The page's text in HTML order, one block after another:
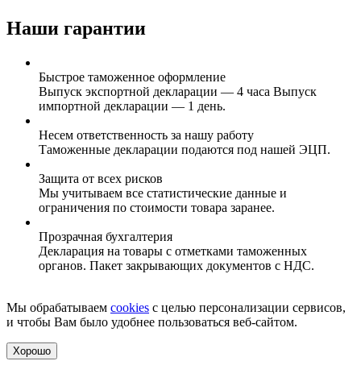
Наши гарантии
Быстрое таможенное оформление
Выпуск экспортной декларации — 4 часа Выпуск
импортной декларации — 1 день.
Несем ответственность за нашу работу
Таможенные декларации подаются под нашей ЭЦП.
Защита от всех рисков
Мы учитываем все статистические данные и
ограничения по стоимости товара заранее.
Прозрачная бухгалтерия
Декларация на товары с отметками таможенных
органов. Пакет закрывающих документов с НДС.
Мы обрабатываем cookies с целью персонализации сервисов,
и чтобы Вам было удобнее пользоваться веб-сайтом.
Хорошо